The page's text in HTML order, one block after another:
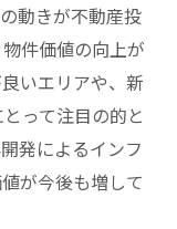
アの将来
不動産価値を
動きが不動産投
件価値の向上が
いエリアや、新
って注目の的と
発によるインフ
が今後も増して